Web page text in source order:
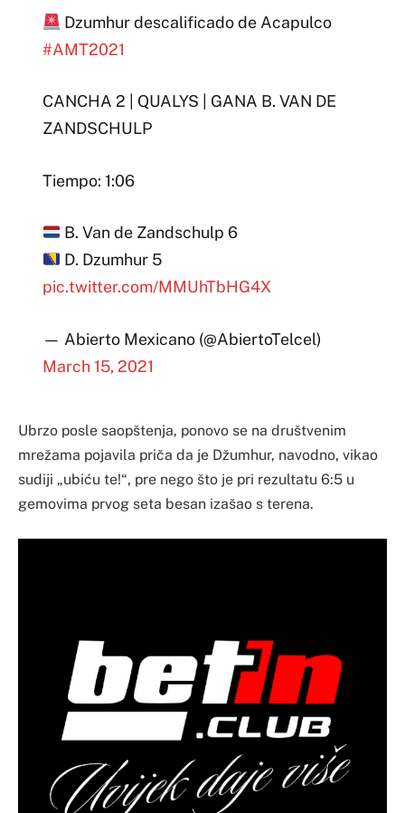
Dzumhur descalificado de Acapulco
#AMT2021
CANCHA 2 | QUALYS | GANA B. VAN DE
ZANDSCHULP
Tiempo: 1:06
B. Van de Zandschulp 6
D. Dzumhur 5
pic.twitter.com/MMUhTbHG4X
— Abierto Mexicano (@AbiertoTelcel)
March 15, 2021
​Ubrzo posle saopštenja, ponovo se na društvenim
mrežama pojavila priča da je Džumhur, navodno, vikao
sudiji „ubiću te!“, pre nego što je pri rezultatu 6:5 u
gemovima prvog seta besan izašao s terena.